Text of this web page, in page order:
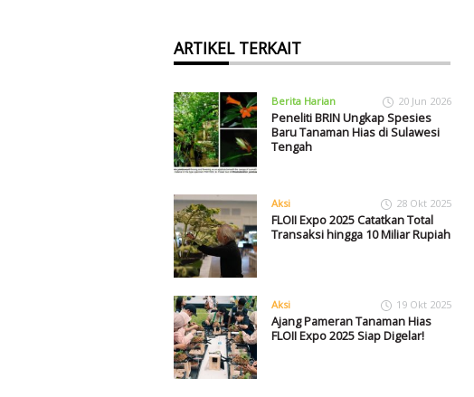
ARTIKEL TERKAIT
Berita Harian 20 Jun 2026
Peneliti BRIN Ungkap Spesies
Baru Tanaman Hias di Sulawesi
Tengah
Aksi 28 Okt 2025
FLOII Expo 2025 Catatkan Total
Transaksi hingga 10 Miliar Rupiah
Aksi 19 Okt 2025
Ajang Pameran Tanaman Hias
FLOII Expo 2025 Siap Digelar!